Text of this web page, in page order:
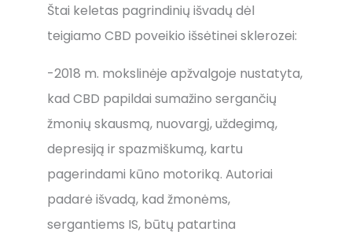
Štai keletas pagrindinių išvadų dėl
teigiamo CBD poveikio išsėtinei sklerozei:
-2018 m. mokslinėje apžvalgoje nustatyta,
kad CBD papildai sumažino sergančių
žmonių skausmą, nuovargį, uždegimą,
depresiją ir spazmiškumą, kartu
pagerindami kūno motoriką. Autoriai
padarė išvadą, kad žmonėms,
sergantiems IS, būtų patartina